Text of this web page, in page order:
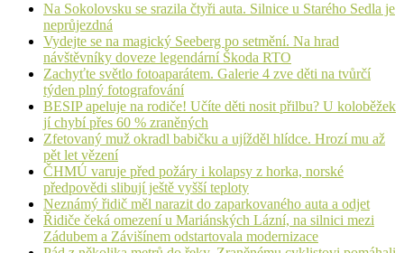
Na Sokolovsku se srazila čtyři auta. Silnice u Starého Sedla je
neprůjezdná
Vydejte se na magický Seeberg po setmění. Na hrad
návštěvníky doveze legendární Škoda RTO
Zachyťte světlo fotoaparátem. Galerie 4 zve děti na tvůrčí
týden plný fotografování
BESIP apeluje na rodiče! Učíte děti nosit přilbu? U koloběžek
jí chybí přes 60 % zraněných
Zfetovaný muž okradl babičku a ujížděl hlídce. Hrozí mu až
pět let vězení
ČHMÚ varuje před požáry i kolapsy z horka, norské
předpovědi slibují ještě vyšší teploty
Neznámý řidič měl narazit do zaparkovaného auta a odjet
Řidiče čeká omezení u Mariánských Lázní, na silnici mezi
Zádubem a Závišínem odstartovala modernizace